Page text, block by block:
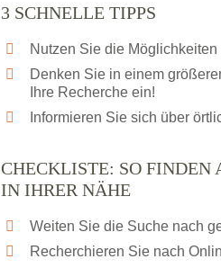
3 SCHNELLE TIPPS
Nutzen Sie die
Denken Sie in einem
Ihre Recherche ein!
Informieren Sie sich über
CHECKLISTE: SO FINDEN
IN IHRER NÄHE
Weiten Sie die Suche nach
Recherchieren Sie nach